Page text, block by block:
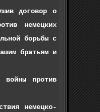
договор о
немецких
борьбы с
братьям и
против
немецко-